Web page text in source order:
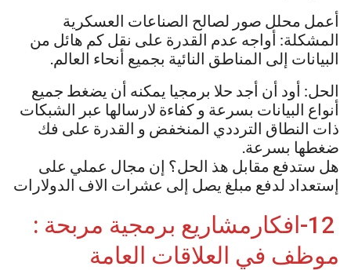
أعمل محلل صور لصالح الصناعات العسكرية
المشكلة: أواجه عدم القدرة على نقل كم هائل من
البيانات إلى المناطق النائية بجميع أنحاء العالم.
الحل: أود أن أجد حلا برمجيا يمكنه أن يضغط جميع
أنواع البيانات بسرعة و كفاءة لارسالها عبر الشبكات
ذات النطاق الترددي المنخفض و القدرة على فك
ضغطها بسرعة.
هل ستدفع مقابل هذ الحل؟ إن مجال عملي على
إستعداد لدفع مبلغ يصل إلى عشرات الاف الدولارات
12-افكارمشاريع برمجية مربحة :
موظف في العلاقات العامة